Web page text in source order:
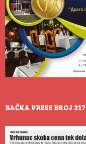
BAČKA PRESS BROJ 217